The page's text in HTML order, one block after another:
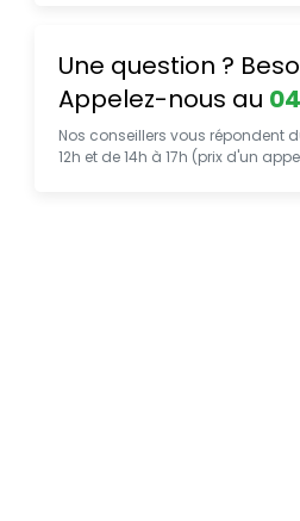
Une question ?
Appelez-nous au
Nos conseillers vous répondent
12h et de 14h à 17h (prix d'un